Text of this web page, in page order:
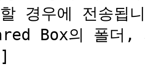
경우에 전송됩